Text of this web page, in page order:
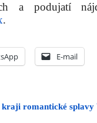
a podujatí
.
E-mail
kraji romantické splavy